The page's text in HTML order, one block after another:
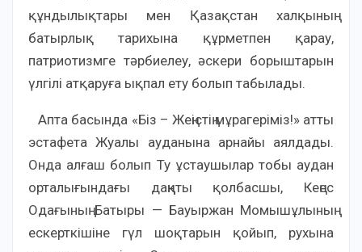
құндылықтары мен Қазақстан халқының
батырлық тарихына құрметпен қарау,
патриотизмге тәрбиелеу, әскери борыштарын
үлгілі атқаруға ықпал ету болып табылады.
Апта басында «Біз – Жеңістің мұрагеріміз!» атты
эстафета Жуалы ауданына арнайы аялдады.
Онда алғаш болып Ту ұстаушылар тобы аудан
орталығындағы даңқты қолбасшы, Кеңес
Одағының Батыры — Бауыржан Момышұлының
ескерткішіне гүл шоқтарын қойып, рухына